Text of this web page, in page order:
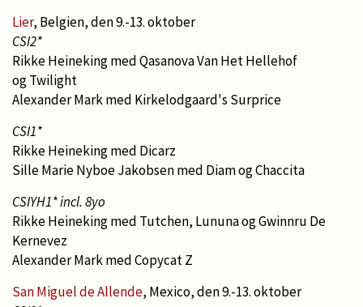
Lier, Belgien, den 9.-13. oktober
CSI2*
Rikke Heineking med Qasanova Van Het Hellehof
og Twilight
Alexander Mark med Kirkelodgaard's Surprice
CSI1*
Rikke Heineking med Dicarz
Sille Marie Nyboe Jakobsen med Diam og Chaccita
CSIYH1* incl. 8yo
Rikke Heineking med Tutchen, Lununa og Gwinnru De
Kernevez
Alexander Mark med Copycat Z
San Miguel de Allende, Mexico, den 9.-13. oktober